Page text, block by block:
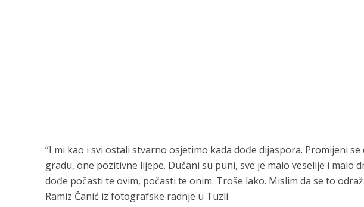
“I mi kao i svi ostali stvarno osjetimo kada dođe dijaspora. Promijeni
gradu, one pozitivne lijepe. Dućani su puni, sve je malo veselije i malo
dođe počasti te ovim, počasti te onim. Troše lako. Mislim da se to
Ramiz Čanić iz fotografske radnje u Tuzli.